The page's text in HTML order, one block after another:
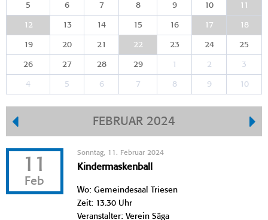
5 6 7 8 9 10 11
12 13 14 15 16 17 18
19 20 21 22 23 24 25
26 27 28 29 1 2 3
4 5 6 7 8 9 10
FEBRUAR 2024
11
Feb
Sonntag, 11. Februar 2024
Kindermaskenball
Wo: Gemeindesaal Triesen
Zeit: 13.30 Uhr
Veranstalter: Verein Säga